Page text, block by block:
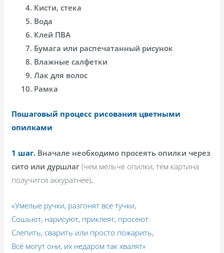
Кисти, стека
Вода
Клей ПВА
Бумага или распечатанный рисунок
Влажные салфетки
Лак для волос
Рамка
Пошаговый процесс рисования цветными
опилками
1 шаг. Вначале необходимо просеять опилки через
сито или дуршлаг(чем мельче опилки, тем картина
получится аккуратнее).
«Умелые ручки, разгонят все тучки,
Сошьют, нарисуют, приклеят, просеют.
Слепить, сварить или просто пожарить,
Всё могут они, их недаром так хвалят»